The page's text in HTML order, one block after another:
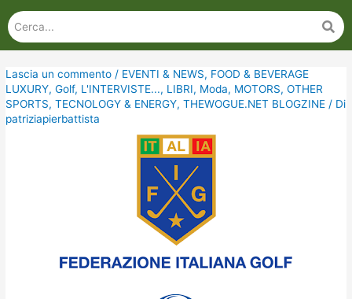
Lascia un commento / EVENTI & NEWS, FOOD & BEVERAGE
LUXURY,Golf, L'INTERVISTE..., LIBRI, Moda, MOTORS,OTHER
SPORTS,TECNOLOGY & ENERGY,THEWOGUE.NET BLOGZINE / Di
patriziapierbattista